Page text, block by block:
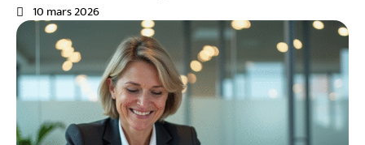
10 mars 2026